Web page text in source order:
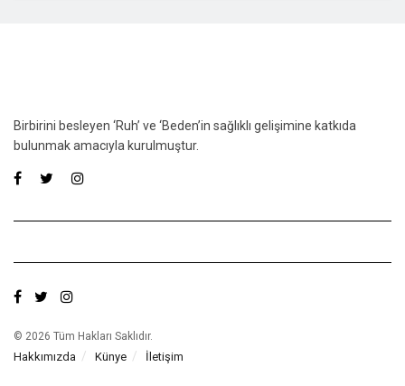
Birbirini besleyen ‘Ruh’ ve ‘Beden’in sağlıklı gelişimine katkıda
bulunmak amacıyla kurulmuştur.
© 2026 Tüm Hakları Saklıdır.
Hakkımızda Künye İletişim